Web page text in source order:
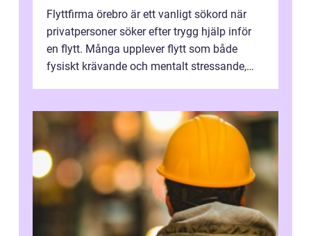
Flyttfirma örebro är ett vanligt sökord när
privatpersoner söker efter trygg hjälp inför
en flytt. Många upplever flytt som både
fysiskt krävande och mentalt stressande,